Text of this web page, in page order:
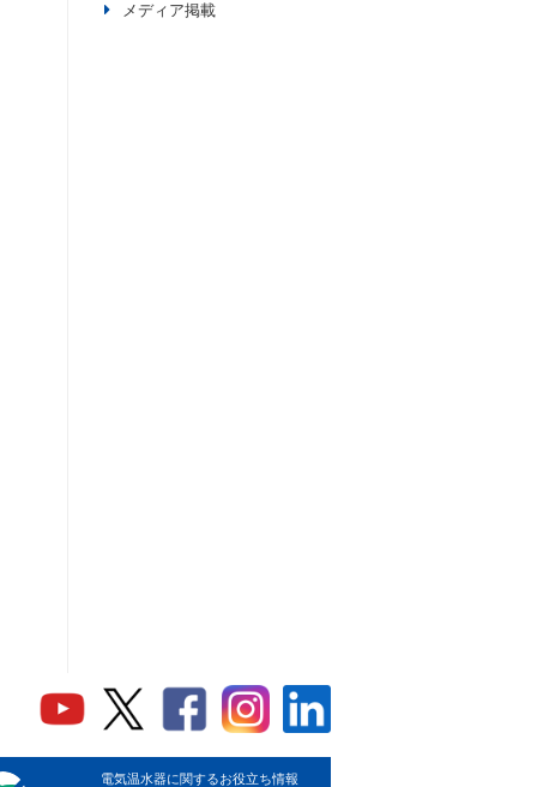
メディア掲載
電気温水器に関するお役立ち情報